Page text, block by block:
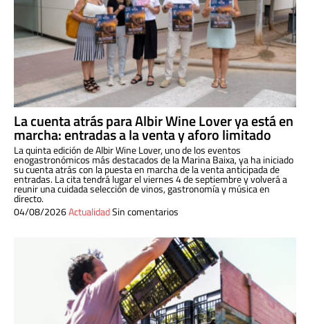
La cuenta atrás para Albir Wine Lover ya está en
marcha: entradas a la venta y aforo limitado
La quinta edición de Albir Wine Lover, uno de los eventos
enogastronómicos más destacados de la Marina Baixa, ya ha iniciado
su cuenta atrás con la puesta en marcha de la venta anticipada de
entradas. La cita tendrá lugar el viernes 4 de septiembre y volverá a
reunir una cuidada selección de vinos, gastronomía y música en
directo.
04/08/2026ActualidadSin comentarios